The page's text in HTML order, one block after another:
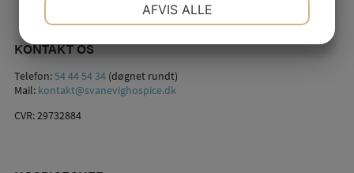
KONTAKT OS
Telefon:54 44 54 34(døgnet rundt)
Mail: kontakt@svanevighospice.dk
CVR: 29732884
MARKETING
AFVIS ALLE